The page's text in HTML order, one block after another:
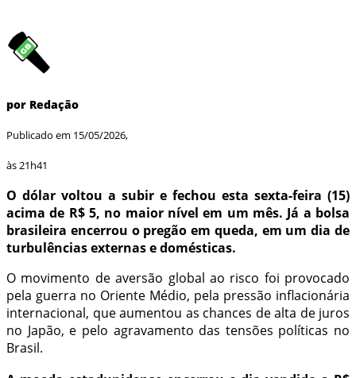
por Redação
Publicado em 15/05/2026,
às 21h41
O dólar voltou a subir e fechou esta sexta-feira (15)
acima de R$ 5, no maior nível em um mês. Já a bolsa
brasileira encerrou o pregão em queda, em um dia de
turbulências externas e domésticas.
O movimento de aversão global ao risco foi provocado
pela guerra no Oriente Médio, pela pressão inflacionária
internacional, que aumentou as chances de alta de juros
no Japão, e pelo agravamento das tensões políticas no
Brasil.